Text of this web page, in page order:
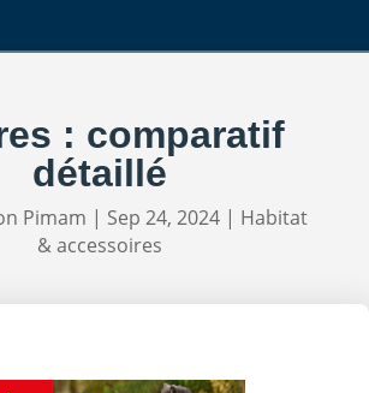
: comparatif
détaillé
Pimam | Sep 24, 2024 | Habitat
& accessoires